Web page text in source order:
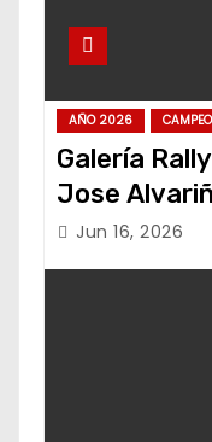
AÑO 2026
Galería
Jose
Jun 16, 2026